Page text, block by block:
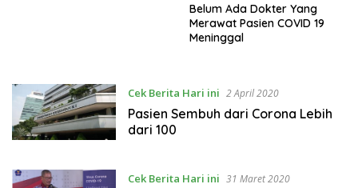
Belum Ada Dokter Yang
Merawat Pasien COVID 19
Meninggal
Cek Berita Hari ini 2 April 2020
Pasien Sembuh dari Corona Lebih
dari 100
Cek Berita Hari ini 31 Maret 2020